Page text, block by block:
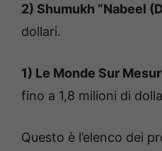
2) Shumukh “Nabeel
dollari.
1) Le Monde Sur
fino a 1,8 milioni di
Questo è l’elenco dei